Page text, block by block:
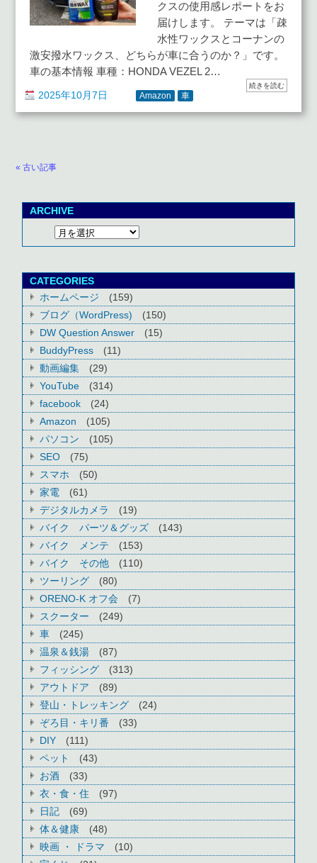
クスの使用感レポートをお
届けします。 テーマは「疎
水性ワックスとコーナンの
激安撥水ワックス、どちらが車に合うのか？」です。
車の基本情報 車種：HONDA VEZEL 2…
2025年10月7日 Amazon 車
続きを読む
« 古い記事
ARCHIVE
CATEGORIES
ホームページ
(159)
ブログ（WordPress)
(150)
DW Question Answer
(15)
BuddyPress
(11)
動画編集
(29)
YouTube
(314)
facebook
(24)
Amazon
(105)
パソコン
(105)
SEO
(75)
スマホ
(50)
家電
(61)
デジタルカメラ
(19)
バイク パーツ＆グッズ
(143)
バイク メンテ
(153)
バイク その他
(110)
ツーリング
(80)
ORENO-K オフ会
(7)
スクーター
(249)
車
(245)
温泉＆銭湯
(87)
フィッシング
(313)
アウトドア
(89)
登山・トレッキング
(24)
ぞろ目・キリ番
(33)
DIY
(111)
ペット
(43)
お酒
(33)
衣・食・住
(97)
日記
(69)
体＆健康
(48)
映画 ・ ドラマ
(10)